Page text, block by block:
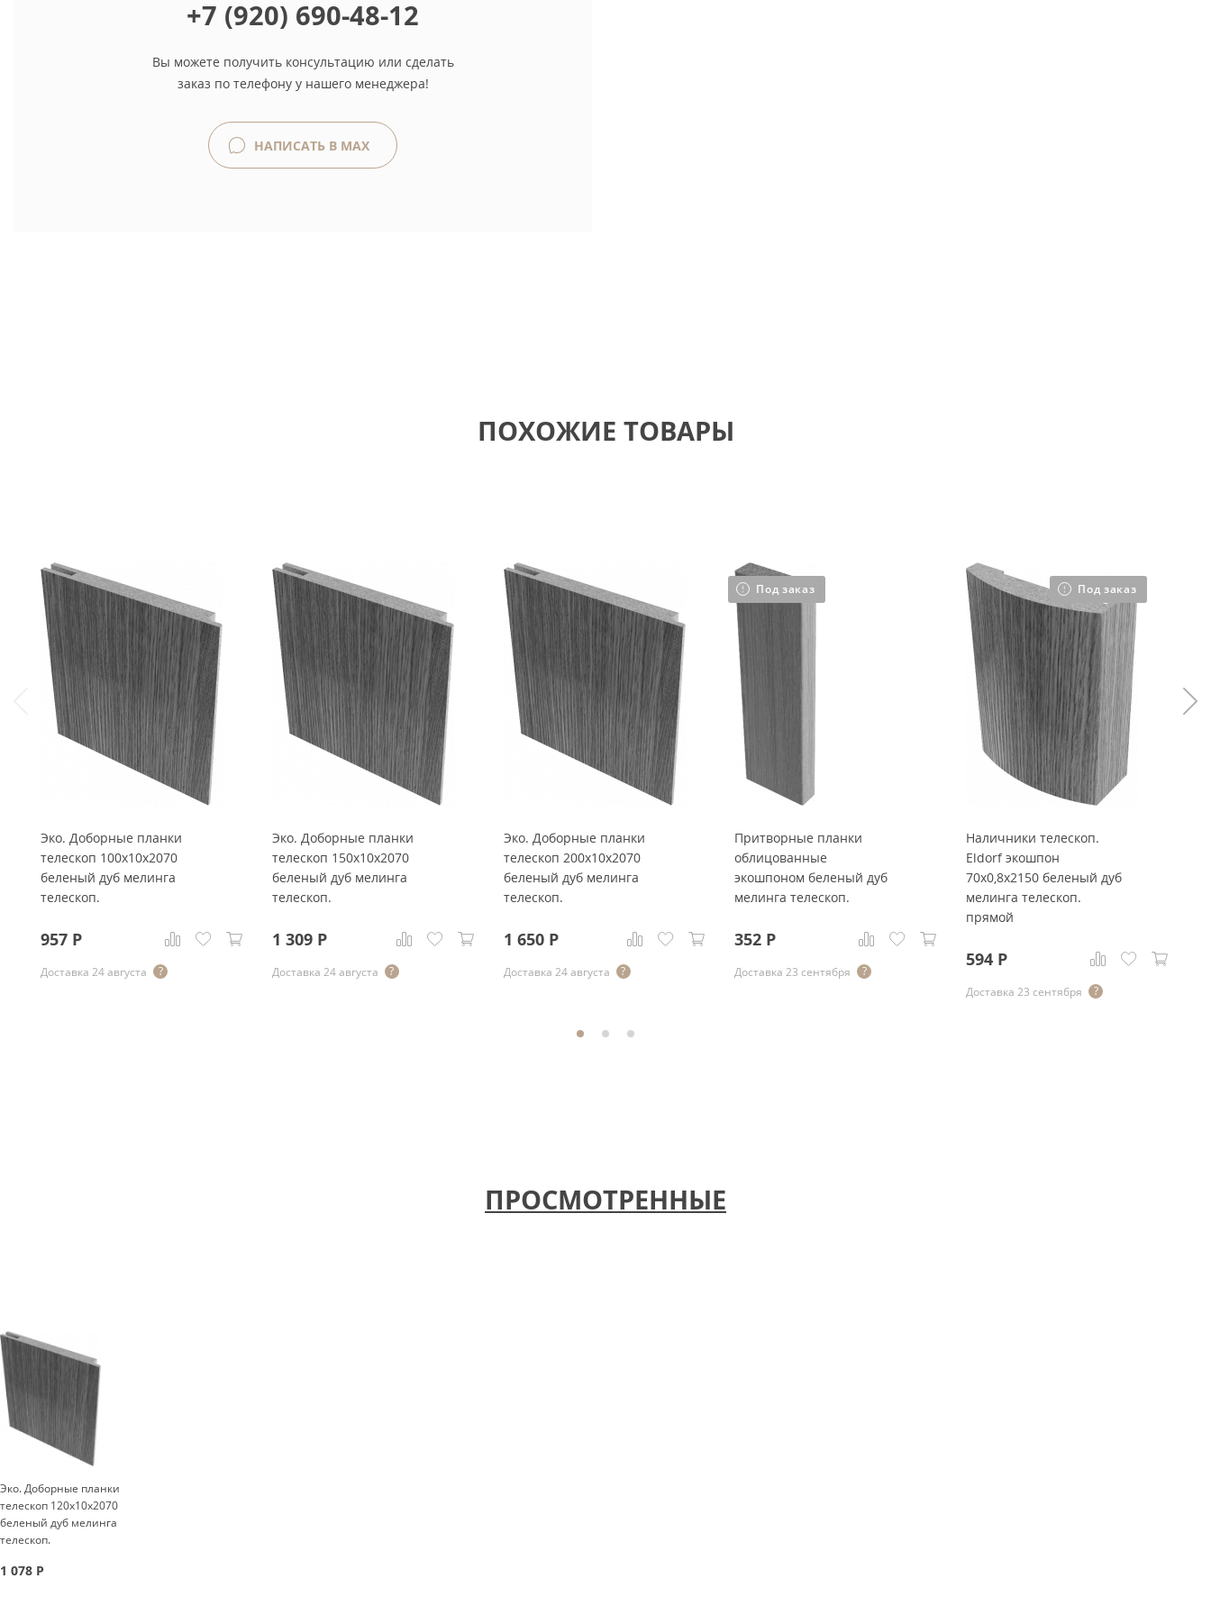
+7 (920) 690-48-12
Вы можете получить консультацию или сделать
заказ по телефону у нашего менеджера!
НАПИСАТЬ В MAX
ПОХОЖИЕ ТОВАРЫ
Эко. Доборные планки
телескоп 100x10x2070
беленый дуб мелинга
телескоп.
957 Р
Доставка 24 августа
Эко. Доборные планки
телескоп 150x10x2070
беленый дуб мелинга
телескоп.
1 309Р
Доставка 24 августа
Эко. Доборные планки
телескоп 200x10x2070
беленый дуб мелинга
телескоп.
1 650Р
Доставка 24 августа
Под заказ
Притворные планки
облицованные
экошпоном беленый дуб
мелинга телескоп.
352 Р
Доставка 23 сентября
Под заказ
Наличники телескоп.
Eldorf экошпон
70x0,8x2150 беленый дуб
мелинга телескоп.
прямой
594 Р
Доставка 23 сентября
ПРОСМОТРЕННЫЕ
Эко. Доборные планки
телескоп 120x10x2070
беленый дуб мелинга
телескоп.
1 078 Р